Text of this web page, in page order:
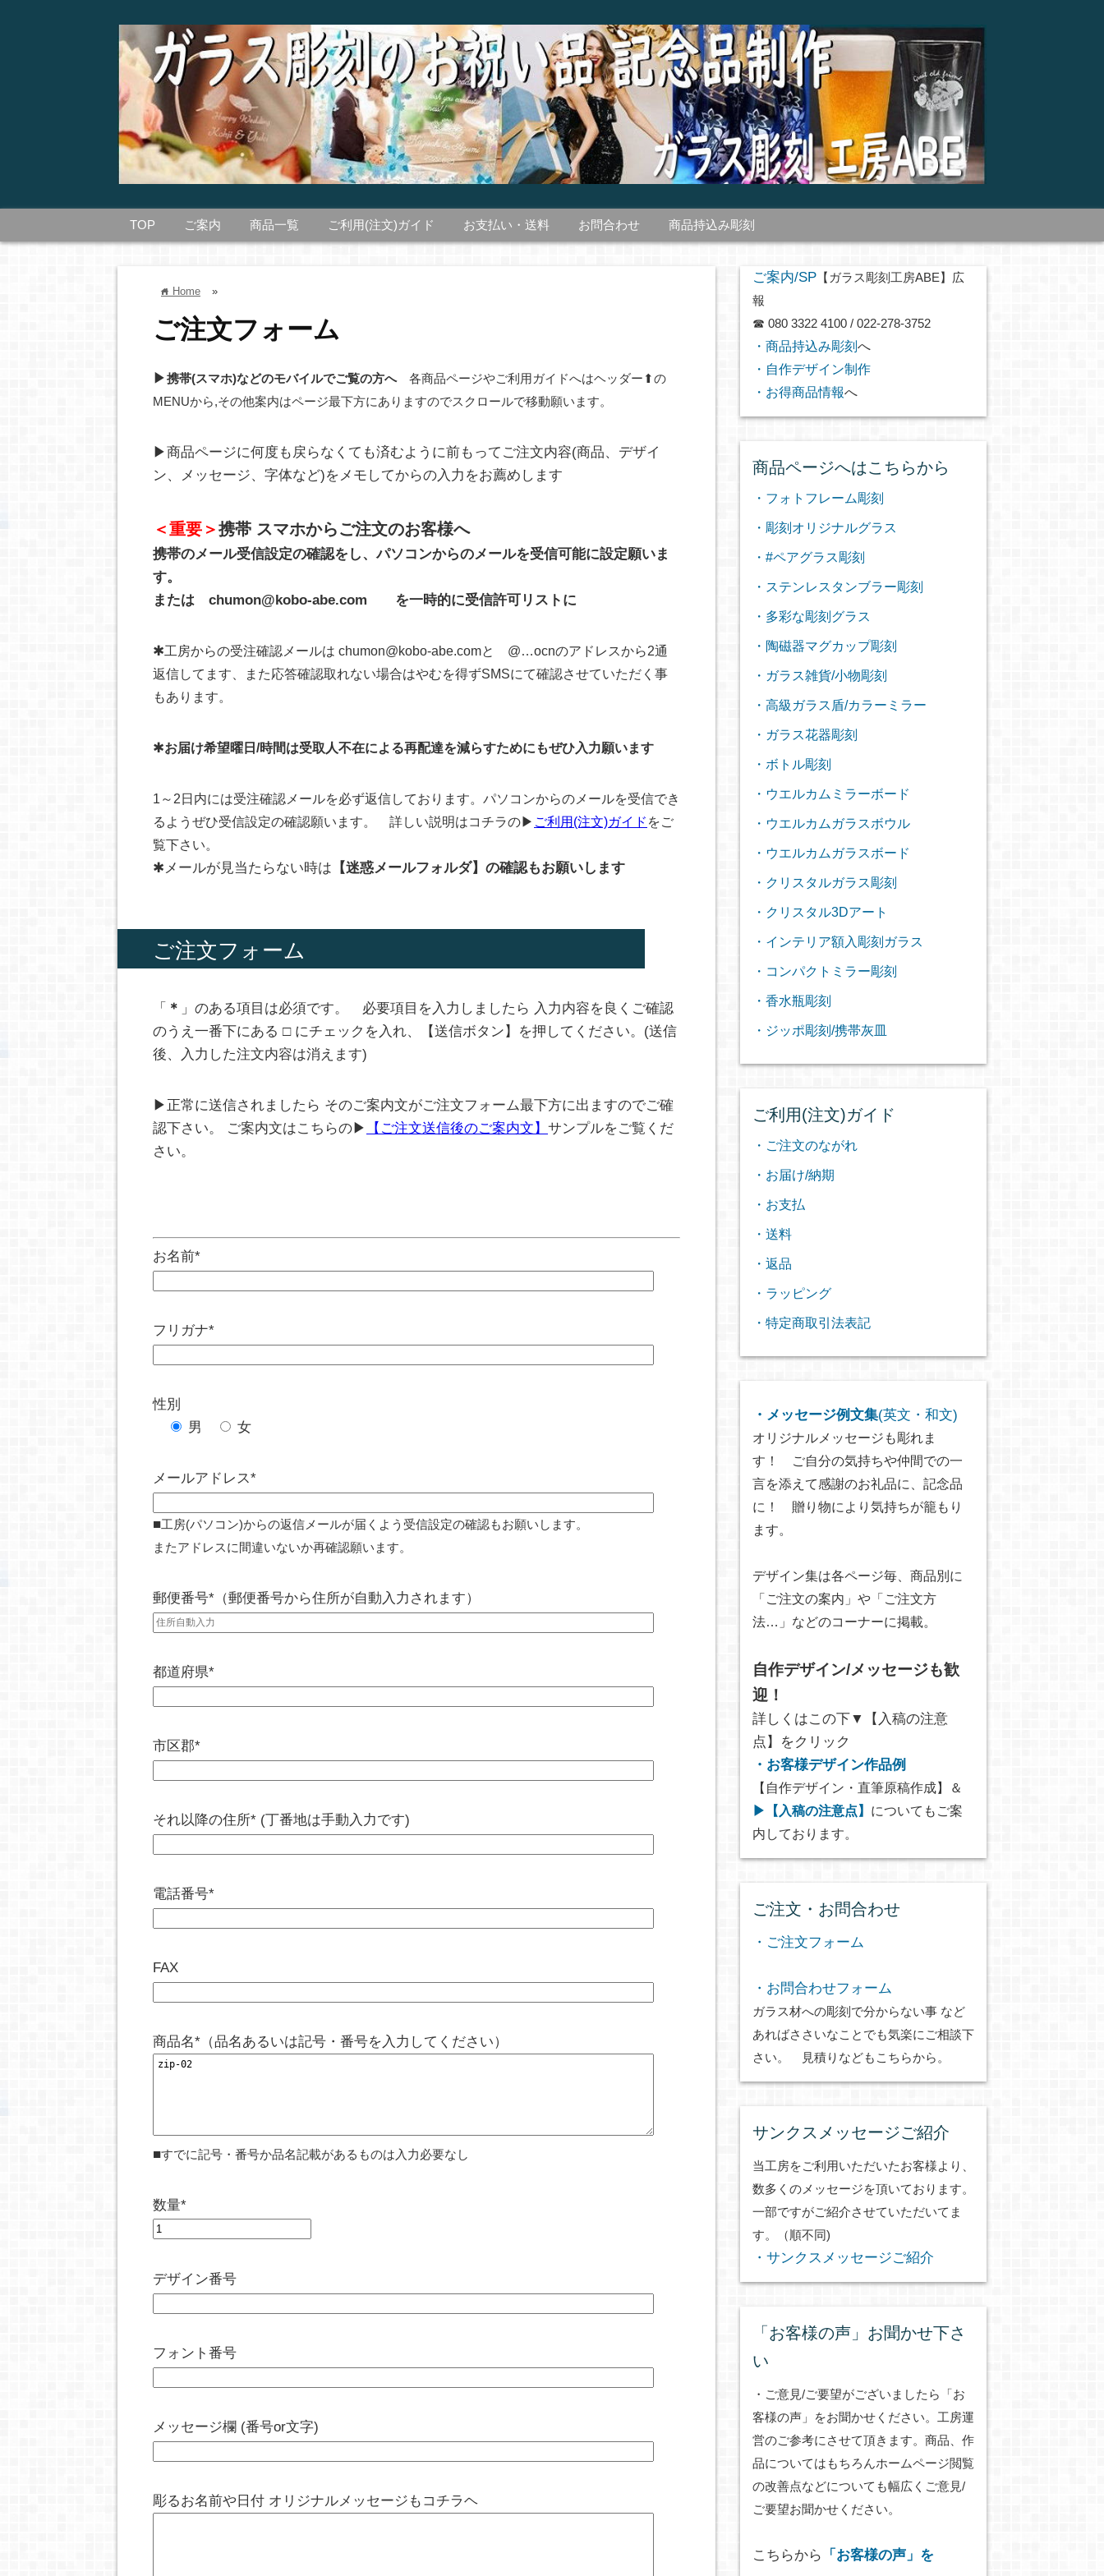
TOP ご案内 商品一覧 ご利用(注文)ガイド お支払い・送料 お問合わせ 商品持込み彫刻
home Home »
ご注文フォーム
▶携帯(スマホ)などのモバイルでご覧の方へ各商品ページやご利用ガイドへはヘッダー⬆の
MENUから,その他案内はページ最下方にありますのでスクロールで移動願います。
▶商品ページに何度も戻らなくても済むように前もってご注文内容(商品、デザイ
ン、メッセージ、字体など)をメモしてからの入力をお薦めします
＜重要＞携帯 スマホからご注文のお客様へ
携帯のメール受信設定の確認をし、パソコンからのメールを受信可能に設定願いま
す。
または chumon@kobo-abe.com を一時的に受信許可リストに
✱工房からの受注確認メールは chumon@kobo-abe.comと @…ocnのアドレスから2通
返信してます、また応答確認取れない場合はやむを得ずSMSにて確認させていただく事
もあります。
✱お届け希望曜日/時間は受取人不在による再配達を減らすためにもぜひ入力願います
1～2日内には受注確認メールを必ず返信しております。パソコンからのメールを受信でき
るようぜひ受信設定の確認願います。 詳しい説明はコチラの▶ ご利用(注文)ガイド をご
覧下さい。
✱メールが見当たらない時は 【迷惑メールフォルダ】の確認もお願いします
ご注文フォーム
「 ＊ 」のある項目は必須です。 必要項目を入力しましたら 入力内容を良くご確認
のうえ一番下にある □ にチェックを入れ、【送信ボタン】を押してください。(送信
後、入力した注文内容は消えます)
▶正常に送信されましたら そのご案内文がご注文フォーム最下方に出ますのでご確
認下さい。 ご案内文はこちらの▶
【ご注文送信後のご案内文】 サンプルをご覧くだ
さい。
お名前*
フリガナ*
性別
男
女
メールアドレス*
■工房(パソコン)からの返信メールが届くよう受信設定の確認もお願いします。
またアドレスに間違いないか再確認願います。
郵便番号*（郵便番号から住所が自動入力されます）
都道府県*
市区郡*
それ以降の住所* (丁番地は手動入力です)
電話番号*
FAX
商品名*（品名あるいは記号・番号を入力してください）
■すでに記号・番号か品名記載があるものは入力必要なし
数量*
デザイン番号
フォント番号
メッセージ欄 (番号or文字)
彫るお名前や日付 オリジナルメッセージもコチラヘ
ご案内/SP 【ガラス彫刻工房ABE】広
報
☎ 080 3322 4100 / 022-278-3752
・商品持込み彫刻 へ
・自作デザイン制作
・お得商品情報へ
商品ページへはこちらから
・フォトフレーム彫刻
・彫刻オリジナルグラス
・#ペアグラス彫刻
・ステンレスタンブラー彫刻
・多彩な彫刻グラス
・陶磁器マグカップ彫刻
・ガラス雑貨/小物彫刻
・高級ガラス盾/カラーミラー
・ガラス花器彫刻
・ボトル彫刻
・ウエルカムミラーボード
・ウエルカムガラスボウル
・ウエルカムガラスボード
・クリスタルガラス彫刻
・クリスタル3Dアート
・インテリア額入彫刻ガラス
・コンパクトミラー彫刻
・香水瓶彫刻
・ジッポ彫刻/携帯灰皿
ご利用(注文)ガイド
・ご注文のながれ
・お届け/納期
・お支払
・送料
・返品
・ラッピング
・特定商取引法表記
・メッセージ例文集(英文・和文)
オリジナルメッセージも彫れま
す！ ご自分の気持ちや仲間での一
言を添えて感謝のお礼品に、記念品
に！ 贈り物により気持ちが籠もり
ます。
デザイン集は各ページ毎、商品別に
「ご注文の案内」や「ご注文方
法…」などのコーナーに掲載。
自作デザイン/メッセージも歓
迎！
詳しくはこの下▼【入稿の注意
点】をクリック
・お客様デザイン作品例
【自作デザイン・直筆原稿作成】＆
▶【入稿の注意点】 についてもご案
内しております。
ご注文・お問合わせ
・ご注文フォーム
・お問合わせフォーム
ガラス材への彫刻で分からない事 など
あればささいなことでも気楽にご相談下
さい。 見積りなどもこちらから。
サンクスメッセージご紹介
当工房をご利用いただいたお客様より、
数多くのメッセージを頂いております。
一部ですがご紹介させていただいてま
す。（順不同)
・サンクスメッセージご紹介
「お客様の声」お聞かせ下さ
い
・ご意見/ご要望がございましたら「お
客様の声」をお聞かせください。工房運
営のご参考にさせて頂きます。商品、作
品についてはもちろんホームページ閲覧
の改善点などについても幅広くご意見/
ご要望お聞かせください。
こちらから 「お客様の声」を